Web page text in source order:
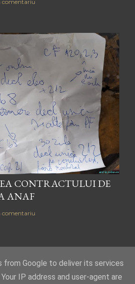
CONTRACTULUI DE
ANAF
2018 -2026Andrei Zodian ro
from Google to deliver its services
IP address and user-agent are